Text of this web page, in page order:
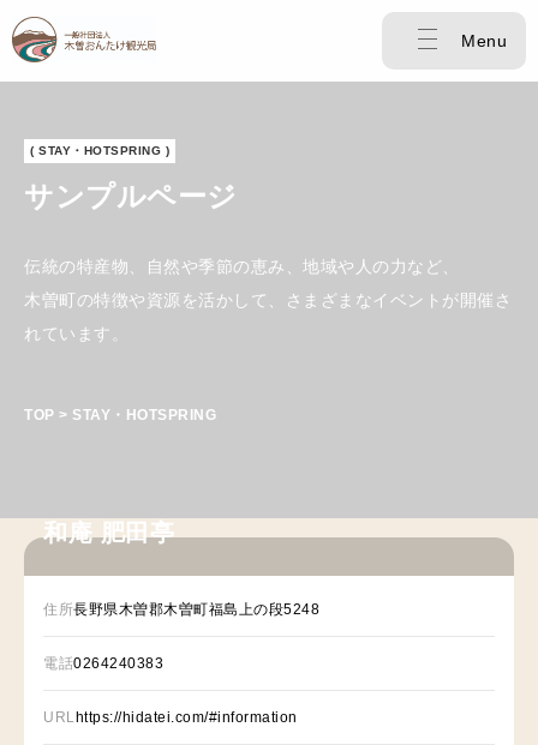
Menu
( STAY・HOTSPRING )
サンプルページ
伝統の特産物、自然や季節の恵み、地域や人の力など、
木曽町の特徴や資源を活かして、さまざまなイベントが開催さ
れています。
TOP > STAY・HOTSPRING
和庵 肥田亭
住所長野県木曽郡木曽町福島上の段5248
電話0264240383
URLhttps://hidatei.com/#information